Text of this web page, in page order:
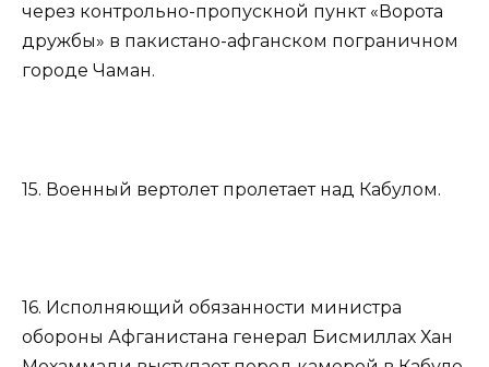
через контрольно-пропускной пункт «Ворота
дружбы» в пакистано-афганском пограничном
городе Чаман.
15. Военный вертолет пролетает над Кабулом.
16. Исполняющий обязанности министра
обороны Афганистана генерал Бисмиллах Хан